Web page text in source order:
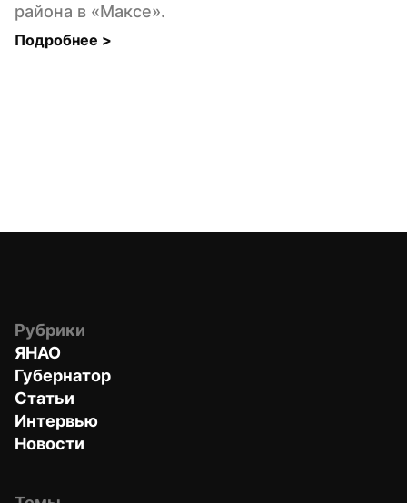
района в «Максе».
Подробнее >
Рубрики
ЯНАО
Губернатор
Статьи
Интервью
Новости